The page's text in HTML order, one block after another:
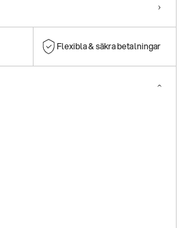
Flexibla & säkra betalningar